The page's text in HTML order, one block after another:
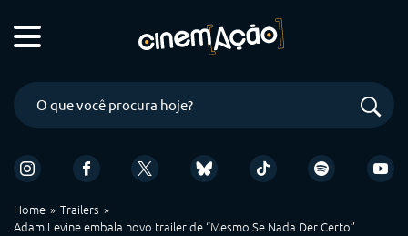
Home
Trailers
Adam Levine embala novo trailer de “Mesmo Se Nada Der Certo”